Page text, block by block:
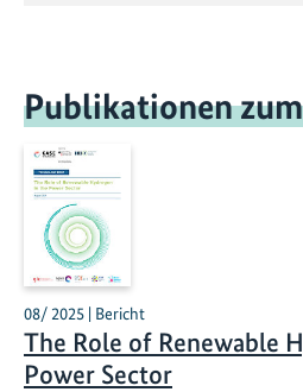
Publikationen
08/ 2025 | Bericht
The Role of Renewable
Power Sector